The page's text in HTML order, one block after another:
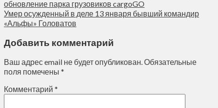
обновление парка грузовиков cargoGO
Умер осужденный в деле 13 января бывший командир
«Альфы» Головатов
Добавить комментарий
Ваш адрес email не будет опубликован.Обязательные
поля помечены *
Комментарий *